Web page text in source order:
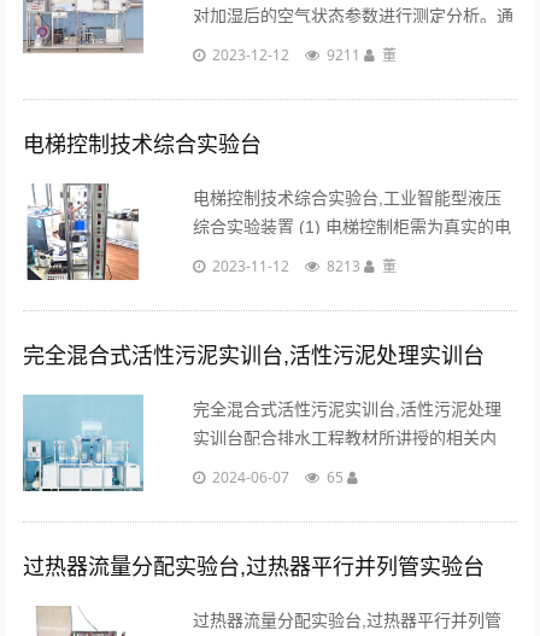
对加湿后的空气状态参数进行测定分析。通
过在淋水室中对新风喷不同温度的水，可实
气处理过程，并可计量水量和水的温度，具
有能实......
2023-12-12 9211 董
电梯控制技术综合实验台
电梯控制技术综合实验台,工业智能型液压
综合实验装置 (1) 电梯控制柜需为真实的电
梯控制柜； (2) 工作电源：三相五线
制方式：一......
2023-11-12 8213 董
完全混合式活性污泥实训台,活性污泥处理实训台
完全混合式活性污泥实训台,活性污泥处理
实训台配合排水工程教材所讲授的相关内
容，使学生能直观了解构筑物型式、内部构
内容的理解。...
2024-06-07 65
过热器流量分配实验台,过热器平行并列管实验台
过热器流量分配实验台,过热器平行并列管